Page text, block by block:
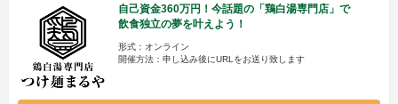
自己資金360万円！今話題の「鶏白湯専門店」で
飲食独立の夢を叶えよう！
形式：オンライン
開催方法：申し込み後にURLをお送り致します